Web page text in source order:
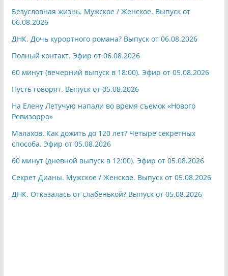
Безусловная жизнь. Мужское / Женское. Выпуск от
06.08.2026
ДНК. Дочь курортного романа? Выпуск от 06.08.2026
Полный контакт. Эфир от 06.08.2026
60 минут (вечерний выпуск в 18:00). Эфир от 05.08.2026
Пусть говорят. Выпуск от 05.08.2026
На Елену Летучую напали во время съемок «Нового
Ревизорро»
Малахов. Как дожить до 120 лет? Четыре секретных
способа. Эфир от 05.08.2026
60 минут (дневной выпуск в 12:00). Эфир от 05.08.2026
Секрет Дианы. Мужское / Женское. Выпуск от 05.08.2026
ДНК. Отказалась от слабенькой? Выпуск от 05.08.2026